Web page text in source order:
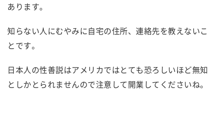
あります。
知らない人にむやみに自宅の住所、連絡先を教えないこ
とです。
日本人の性善説はアメリカではとても恐ろしいほど無知
としかとられませんので注意して開業してくださいね。